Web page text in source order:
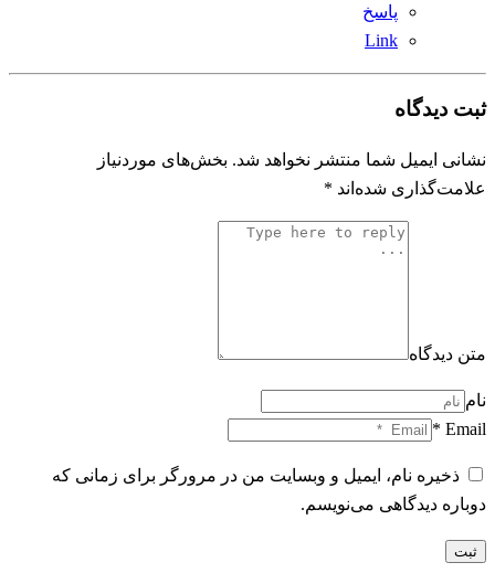
پاسخ
Link
ثبت دیدگاه
نشانی ایمیل شما منتشر نخواهد شد. بخش‌های موردنیاز
علامت‌گذاری شده‌اند *
متن دیدگاه
نام
Email *
ذخیره نام، ایمیل و وبسایت من در مرورگر برای زمانی که
دوباره دیدگاهی می‌نویسم.
ثبت